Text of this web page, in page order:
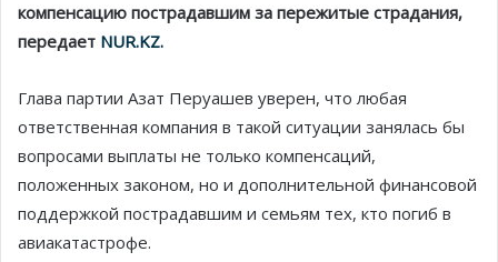
компенсацию пострадавшим за пережитые страдания,
передает NUR.KZ.
Глава партии Азат Перуашев уверен, что любая
ответственная компания в такой ситуации занялась бы
вопросами выплаты не только компенсаций,
положенных законом, но и дополнительной финансовой
поддержкой пострадавшим и семьям тех, кто погиб в
авиакатастрофе.